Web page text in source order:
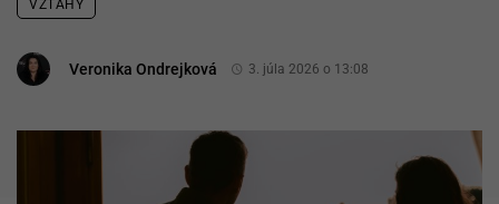
VZŤAHY
Veronika Ondrejková 3. júla 2026 o 13:08